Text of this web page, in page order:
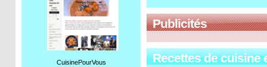
CuisinePourVous
Publicités
Recettes de cuisine